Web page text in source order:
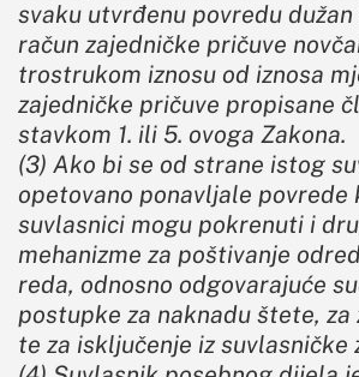
svaku utvrđenu povredu
račun zajedničke pričuve
trostrukom iznosu od iznosa
zajedničke pričuve propisane
stavkom 1. ili 5. ovoga Zakona.
(3) Ako bi se od strane istog
opetovano ponavljale povrede
suvlasnici mogu pokrenuti i
mehanizme za poštivanje
reda, odnosno odgovarajuće
postupke za naknadu štete, za
te za isključenje iz suvlasničke